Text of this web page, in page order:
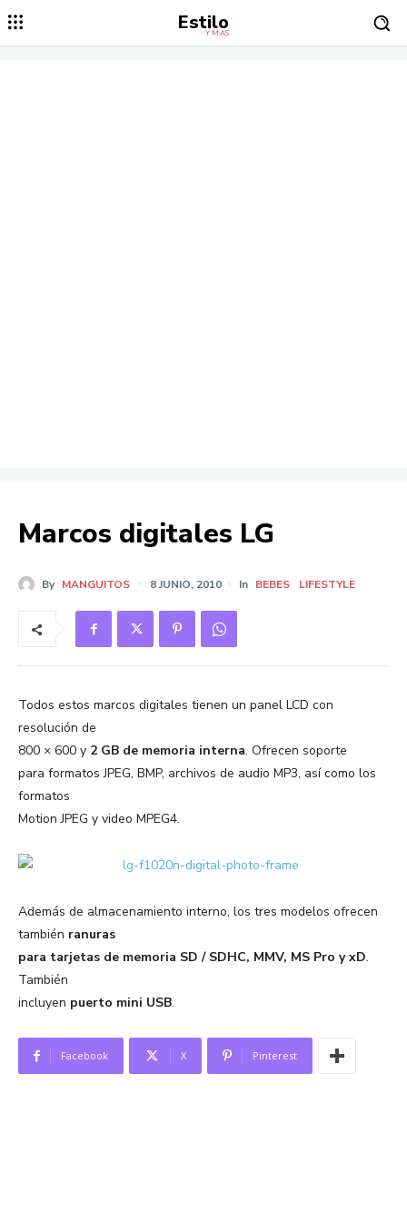
Estilo
Y MÁS
Marcos digitales LG
By MANGUITOS 8 JUNIO, 2010 In BEBES LIFESTYLE
Todos estos marcos digitales tienen un panel LCD con
resolución de
800 × 600 y 2 GB de memoria interna. Ofrecen soporte
para formatos JPEG, BMP, archivos de audio MP3, así como los
formatos
Motion JPEG y video MPEG4.
Además de almacenamiento interno, los tres modelos ofrecen
también ranuras
para tarjetas de memoria SD / SDHC, MMV, MS Pro y xD.
También
incluyen puerto mini USB.
Facebook X Pinterest